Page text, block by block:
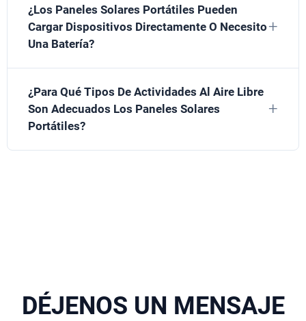
¿Los Paneles Solares Portátiles Pueden
Cargar Dispositivos Directamente O Necesito
Una Batería?
¿Para Qué Tipos De Actividades Al Aire Libre
Son Adecuados Los Paneles Solares
Portátiles?
DÉJENOS UN MENSAJE